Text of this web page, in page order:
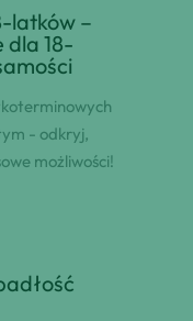
latków –
dla 18-
- odkryj,
możliwości!